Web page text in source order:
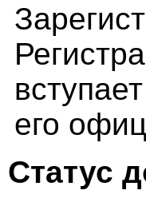
его
Статус